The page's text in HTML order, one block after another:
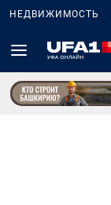
НЕДВИЖИМОСТЬ